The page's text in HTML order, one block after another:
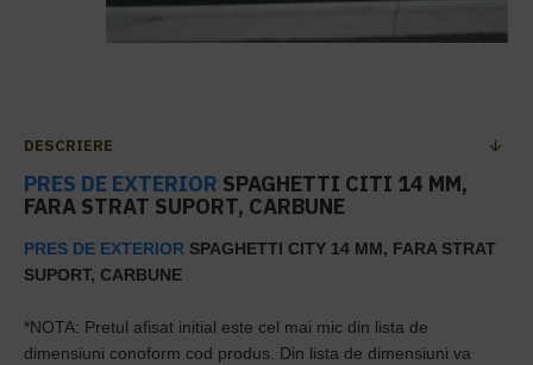
DESCRIERE
PRES DE EXTERIOR SPAGHETTI CITI 14 MM,
FARA STRAT SUPORT, CARBUNE
PRES DE EXTERIOR SPAGHETTI CITY 14 MM, FARA STRAT
SUPORT, CARBUNE
*NOTA: Pretul afisat initial este cel mai mic din lista de
dimensiuni conoform cod produs. Din lista de dimensiuni va